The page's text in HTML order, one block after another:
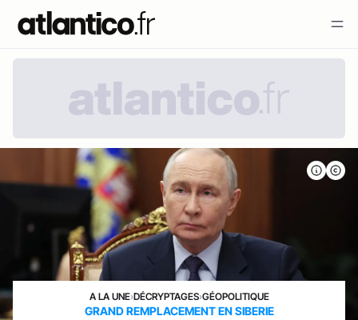
A LA UNE›DÉCRYPTAGES›GÉOPOLITIQUE
GRAND REMPLACEMENT EN SIBERIE